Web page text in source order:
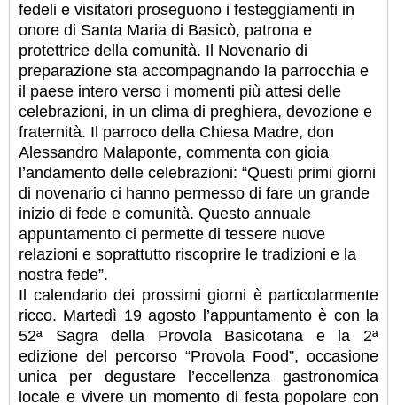
fedeli e visitatori proseguono i festeggiamenti in
onore di Santa Maria di Basicò, patrona e
protettrice della comunità. Il Novenario di
preparazione sta accompagnando la parrocchia e
il paese intero verso i momenti più attesi delle
celebrazioni, in un clima di preghiera, devozione e
fraternità. Il parroco della Chiesa Madre, don
Alessandro Malaponte, commenta con gioia
l’andamento delle celebrazioni: “Questi primi giorni
di novenario ci hanno permesso di fare un grande
inizio di fede e comunità. Questo annuale
appuntamento ci permette di tessere nuove
relazioni e soprattutto riscoprire le tradizioni e la
nostra fede”.
Il calendario dei prossimi giorni è particolarmente
ricco. Martedì 19 agosto l’appuntamento è con la
52ª Sagra della Provola Basicotana e la 2ª
edizione del percorso “Provola Food”, occasione
unica per degustare l’eccellenza gastronomica
locale e vivere un momento di festa popolare con